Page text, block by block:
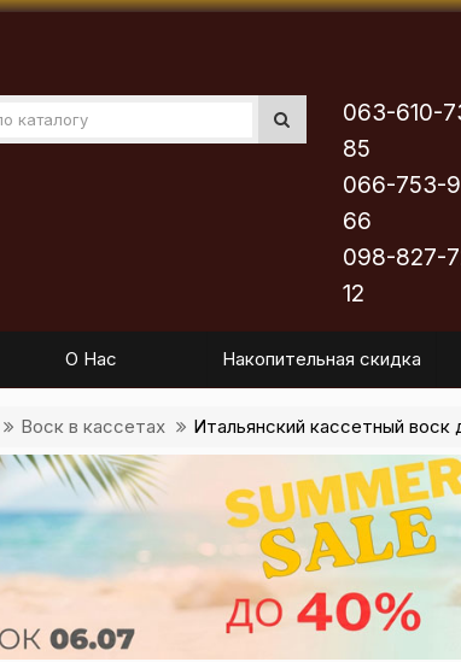
063-610-
85
066-753-
66
098-827-
12
О Нас Накопительная скидка
Воск в кассетах Итальянский кассетный воск